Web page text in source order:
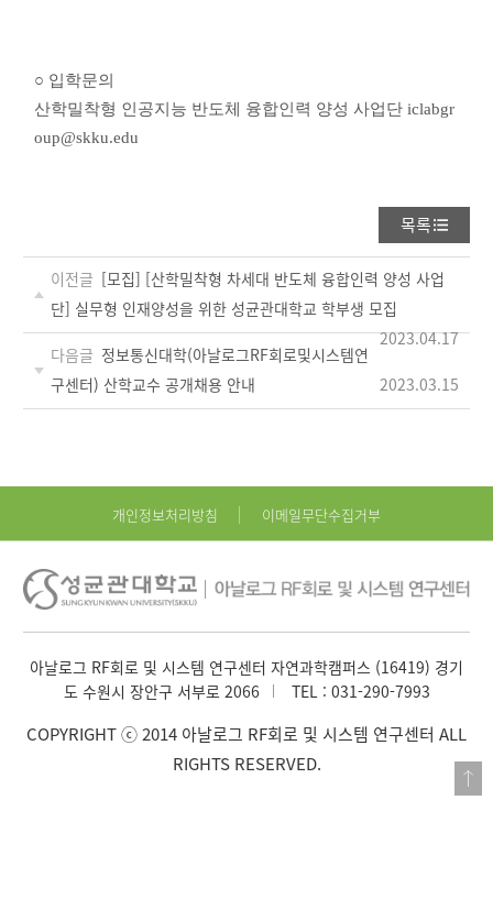
○ 입학문의
산학밀착형 인공지능 반도체 융합인력 양성 사업단 iclabgr
oup@skku.edu
목록
이전글 [모집] [산학밀착형 차세대 반도체 융합인력 양성 사업
단] 실무형 인재양성을 위한 성균관대학교 학부생 모집
2023.04.17
다음글 정보통신대학(아날로그RF회로및시스템연
구센터) 산학교수 공개채용 안내
2023.03.15
개인정보처리방침 이메일무단수집거부
아날로그 RF회로 및 시스템 연구센터 자연과학캠퍼스 (16419) 경기
도 수원시 장안구 서부로 2066
TEL : 031-290-7993
COPYRIGHT ⓒ 2014 아날로그 RF회로 및 시스템 연구센터 ALL
RIGHTS RESERVED.